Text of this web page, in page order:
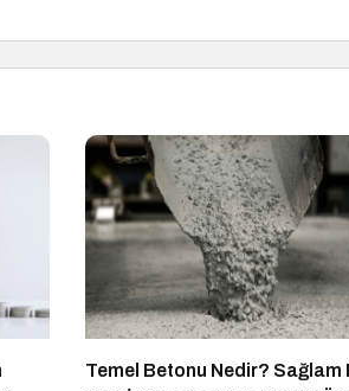
Temel Betonu Nedir? Sağlam